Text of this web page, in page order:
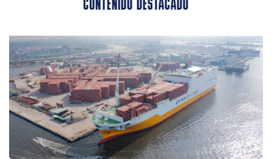
CONTENIDO DESTACADO